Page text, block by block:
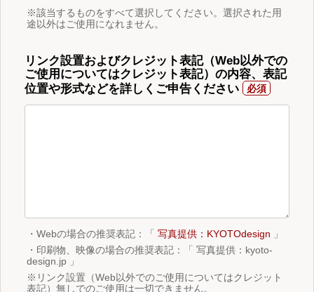
※該当するものをすべて選択してください。選択された用
途以外はご使用になれません。
リンク設置およびクレジット表記（Web以外での
ご使用についてはクレジット表記）の内容、表記
位置や形式などを詳しくご申告ください
・Webの場合の推奨表記：「 写真提供：KYOTOdesign 」
・印刷物、映像の場合の推奨表記：「 写真提供：kyoto-
design.jp 」
※リンク設置（Web以外でのご使用についてはクレジット
表記）無しでのご使用は一切できません。